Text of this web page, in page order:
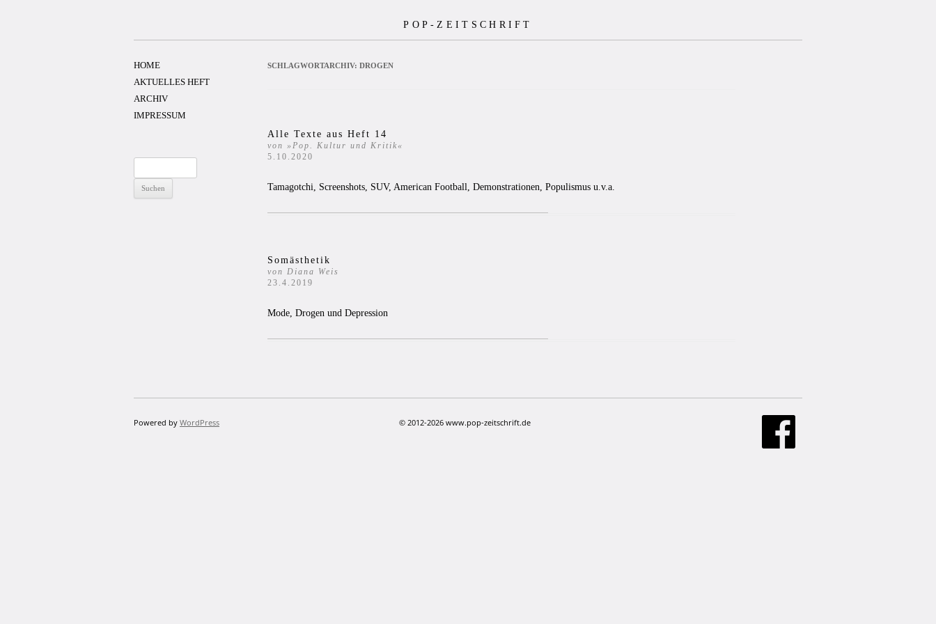
POP-ZEITSCHRIFT
SCHLAGWORTARCHIV: DROGEN
Alle Texte aus Heft 14
von »Pop. Kultur und Kritik«
5.10.2020
Tamagotchi, Screenshots, SUV, American Football, Demonstrationen, Populismus u.v.a.
Somästhetik
von Diana Weis
23.4.2019
Mode, Drogen und Depression
HOME
AKTUELLES HEFT
ARCHIV
IMPRESSUM
nach:
Powered by WordPress © 2012-2026 www.pop-zeitschrift.de